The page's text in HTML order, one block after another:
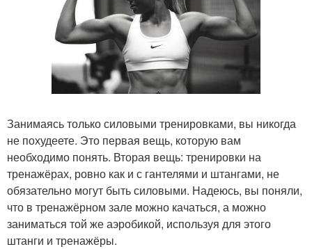
Занимаясь только силовыми тренировками, вы никогда
не похудеете. Это первая вещь, которую вам
необходимо понять. Вторая вещь: тренировки на
тренажёрах, ровно как и с гантелями и штангами, не
обязательно могут быть силовыми. Надеюсь, вы поняли,
что в тренажёрном зале можно качаться, а можно
заниматься той же аэробикой, используя для этого
штанги и тренажёры.